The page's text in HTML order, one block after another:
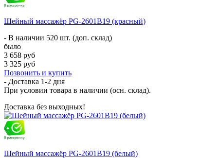
Шейный массажёр PG-2601B19 (красный)
- В наличии 520 шт. (доп. склад)
было
3 658 руб
3 325 руб
Позвонить и купить
- Доставка 1-2 дня
При условии товара в наличии (осн. склад).
Доставка без выходных!
Шейный массажёр PG-2601B19 (белый)